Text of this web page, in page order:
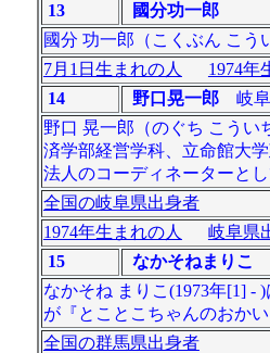
13
國分功一郎
國分 功一郎（こくぶん こう
7月1日生まれの人
1974年
14
野口晃一郎岐阜
野口 晃一郎（のぐち こうい
済学部経営学科、立命館大
法人のコーディネーターと
全国の岐阜県出身者
1974年生まれの人
岐阜県
15
なかそねまりこ
なかそね まりこ(1973年[1] -
が『とことこちゃんのおかい
全国の群馬県出身者